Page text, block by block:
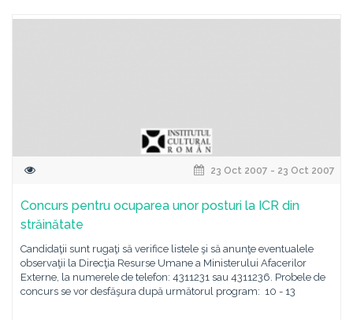
23 Oct 2007 - 23 Oct 2007
Concurs pentru ocuparea unor posturi la ICR din
străinătate
Candidaţii sunt rugaţi să verifice listele şi să anunţe eventualele
observaţii la Direcţia Resurse Umane a Ministerului Afacerilor
Externe, la numerele de telefon: 4311231 sau 4311236. Probele de
concurs se vor desfăşura după următorul program: 10 - 13